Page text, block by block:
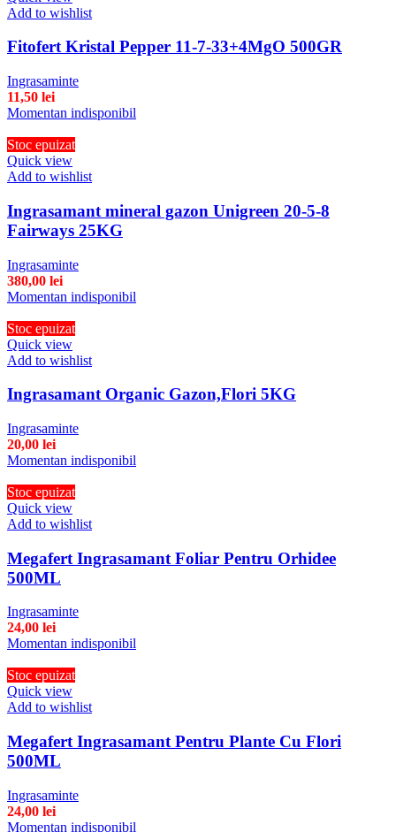
Add to wishlist
Fitofert Kristal Pepper 11-7-33+4MgO 500GR
Ingrasaminte
11,50 lei
Momentan indisponibil
Stoc epuizat
Quick view
Add to wishlist
Ingrasamant mineral gazon Unigreen 20-5-8
Fairways 25KG
Ingrasaminte
380,00 lei
Momentan indisponibil
Stoc epuizat
Quick view
Add to wishlist
Ingrasamant Organic Gazon,Flori 5KG
Ingrasaminte
20,00 lei
Momentan indisponibil
Stoc epuizat
Quick view
Add to wishlist
Megafert Ingrasamant Foliar Pentru Orhidee
500ML
Ingrasaminte
24,00 lei
Momentan indisponibil
Stoc epuizat
Quick view
Add to wishlist
Megafert Ingrasamant Pentru Plante Cu Flori
500ML
Ingrasaminte
24,00 lei
Momentan indisponibil